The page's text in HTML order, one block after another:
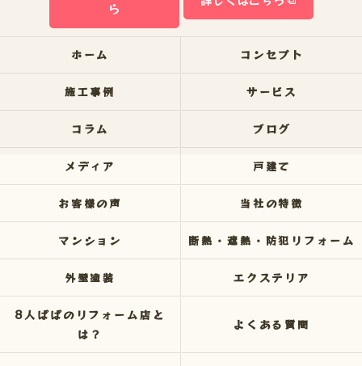
ら
ホーム コンセプト
施工事例 サービス
コラム ブログ
メディア 戸建て
お客様の声 当社の特徴
マンション 断熱・遮熱・防犯リフォーム
外壁塗装 エクステリア
8人ぱぱのリフォーム店と
は？
よくある質問